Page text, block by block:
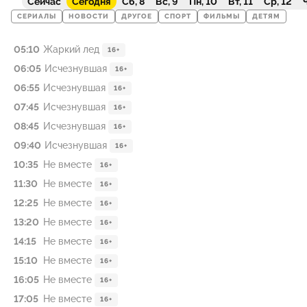
СЕРИАЛЫ НОВОСТИ ДРУГОЕ СПОРТ ФИЛЬМЫ ДЕТЯМ
05:10 Жаркий лед 16+
06:05 Исчезнувшая 16+
06:55 Исчезнувшая 16+
07:45 Исчезнувшая 16+
08:45 Исчезнувшая 16+
09:40 Исчезнувшая 16+
10:35 Не вместе 16+
11:30 Не вместе 16+
12:25 Не вместе 16+
13:20 Не вместе 16+
14:15 Не вместе 16+
15:10 Не вместе 16+
16:05 Не вместе 16+
17:05 Не вместе 16+